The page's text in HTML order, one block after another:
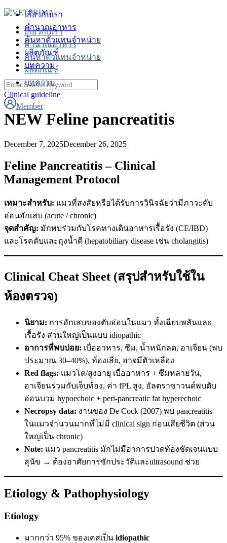
Skip
contentเกี่ยวกับเรา
คำนวณอาหาร
ค้นหาตัวแทนจำหน่าย
ผลิตภัณฑ์
บทความ
Member
เกี่ยวกับเรา
คำนวณอาหาร
ค้นหาตัวแทนจำหน่าย
ผลิตภัณฑ์
บทความ
Search
for:
Clinical guideline
NEW Feline pancreatitis
December 7, 2025December 26, 2025
Feline Pancreatitis – Clinical
Management Protocol
เหมาะสำหรับ: แมวที่สงสัยหรือได้รับการวินิจฉัยว่ามีภาวะตับ
อ่อนอักเสบ (acute / chronic)
จุดสำคัญ: มักพบร่วมกับโรคทางเดินอาหารเรื้อรัง (CE/IBD)
และโรคตับและถุงน้ำดี (hepatobiliary disease เช่น cholangitis)
Clinical Cheat Sheet (สรุปสำหรับใช้ใน
ห้องตรวจ)
นิยาม: การอักเสบของตับอ่อนในแมว ทั้งเฉียบพลันและ
เรื้อรัง ส่วนใหญ่เป็นแบบ idiopathic
อาการที่พบบ่อย: เบื่ออาหาร, ซึม, น้ำหนักลด, อาเจียน (พบ
ประมาณ 30–40%), ท้องเสีย, อาจมีตัวเหลือง
Red flags: แมวโต/สูงอายุ เบื่ออาหาร + ซึมหลายวัน,
อาเจียนร่วมกับเจ็บท้อง, ค่า fPL สูง, อัลตราซาวนด์พบตับ
อ่อนบวม hypoechoic + peri-pancreatic fat hyperechoic
Necropsy data: งานของ De Cock (2007) พบ pancreatitis
ในแมวจำนวนมากที่ไม่มี clinical sign ก่อนเสียชีวิต (ส่วน
ใหญ่เป็น chronic)
Note: แมว pancreatitis มักไม่มีอาการปวดท้องชัดเจนแบบ
สุนัข → ต้องอาศัยการซักประวัติและultrasound ช่วย
Etiology & Pathophysiology
Etiology
มากกว่า 95% ของเคสเป็น idiopathic